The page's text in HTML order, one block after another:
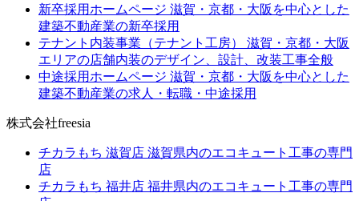
新卒採用ホームページ 滋賀・京都・大阪を中心とした
建築不動産業の新卒採用
テナント内装事業（テナント工房）
滋賀・京都・大阪
エリアの店舗内装のデザイン、設計、改装工事全般
中途採用ホームページ 滋賀・京都・大阪を中心とした
建築不動産業の求人・転職・中途採用
株式会社freesia
チカラもち 滋賀店 滋賀県内のエコキュート工事の専門
店
チカラもち 福井店 福井県内のエコキュート工事の専門